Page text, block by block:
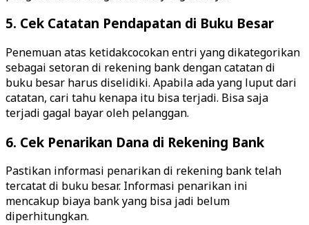
5. Cek Catatan Pendapatan di Buku Besar
Penemuan atas ketidakcocokan entri yang dikategorikan
sebagai setoran di rekening bank dengan catatan di
buku besar harus diselidiki. Apabila ada yang luput dari
catatan, cari tahu kenapa itu bisa terjadi. Bisa saja
terjadi gagal bayar oleh pelanggan.
6. Cek Penarikan Dana di Rekening Bank
Pastikan informasi penarikan di rekening bank telah
tercatat di buku besar. Informasi penarikan ini
mencakup biaya bank yang bisa jadi belum
diperhitungkan.